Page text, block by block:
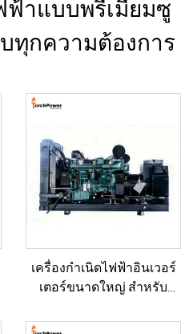
ฟ้าแบบพรีเมียมซู
บทุกความต้องการ
เครื่องกำเนิดไฟฟ้าอินเวอร์
เตอร์ขนาดใหญ่ สำหรับ
กำเนิดไฟฟ้าดีเซลสำรอง